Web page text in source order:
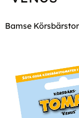
Bamse